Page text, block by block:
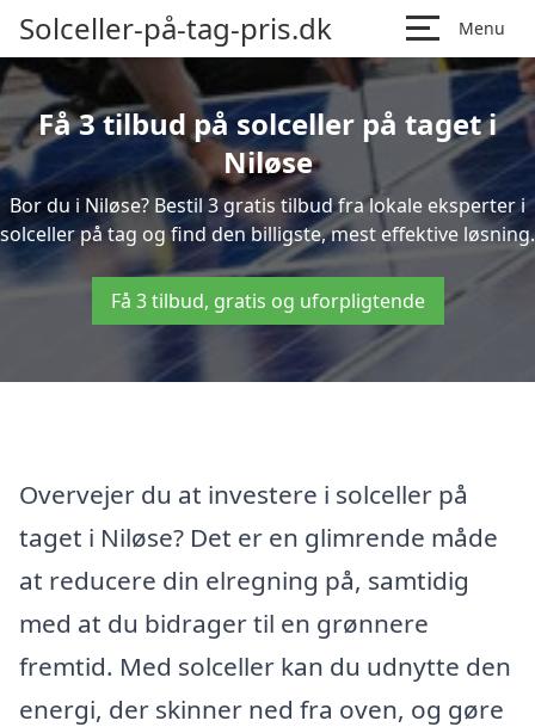
Solceller-på-tag-pris.dk Menu
Få 3 tilbud på solceller på taget i
Niløse
Bor du i Niløse? Bestil 3 gratis tilbud fra lokale eksperter i
solceller på tag og find den billigste, mest effektive løsning.
Få 3 tilbud, gratis og uforpligtende
Overvejer du at investere i solceller på
taget i Niløse? Det er en glimrende måde
at reducere din elregning på, samtidig
med at du bidrager til en grønnere
fremtid. Med solceller kan du udnytte den
energi, der skinner ned fra oven, og gøre